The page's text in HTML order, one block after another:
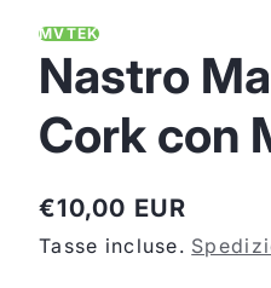
MVTEK
Nastro
Cork con
Prezzo
normale
€10,00 EUR
Tasse incluse.